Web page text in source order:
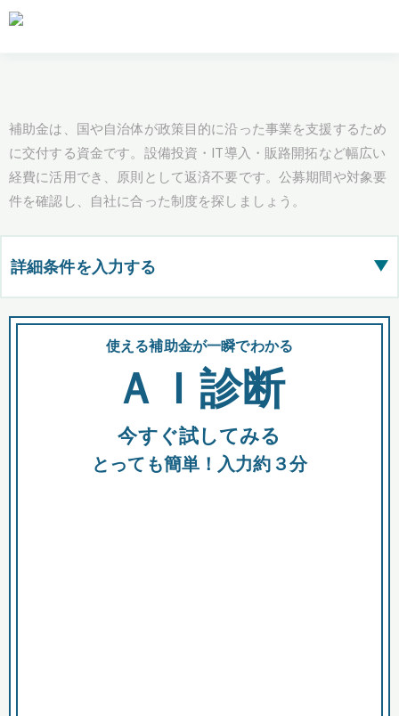
補助金は、国や自治体が政策目的に沿った事業を支援するため
に交付する資金です。設備投資・IT導入・販路開拓など幅広い
経費に活用でき、原則として返済不要です。公募期間や対象要
件を確認し、自社に合った制度を探しましょう。
詳細条件を入力する ▶
都道府県
全国の検索結果を含めて表示
助成金 融資 出資
使える補助金が一瞬でわかる
ＡＩ診断
今すぐ試してみる
とっても簡単！入力約３分